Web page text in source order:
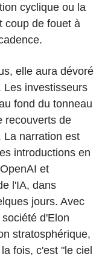
cyclique ou la
coup de fouet à
elle aura dévoré
Les investisseurs
fond du tonneau
recouverts de
La narration est
introductions en
et
l'IA, dans
jours. Avec
d'Elon
stratosphérique,
fois, c'est "le ciel